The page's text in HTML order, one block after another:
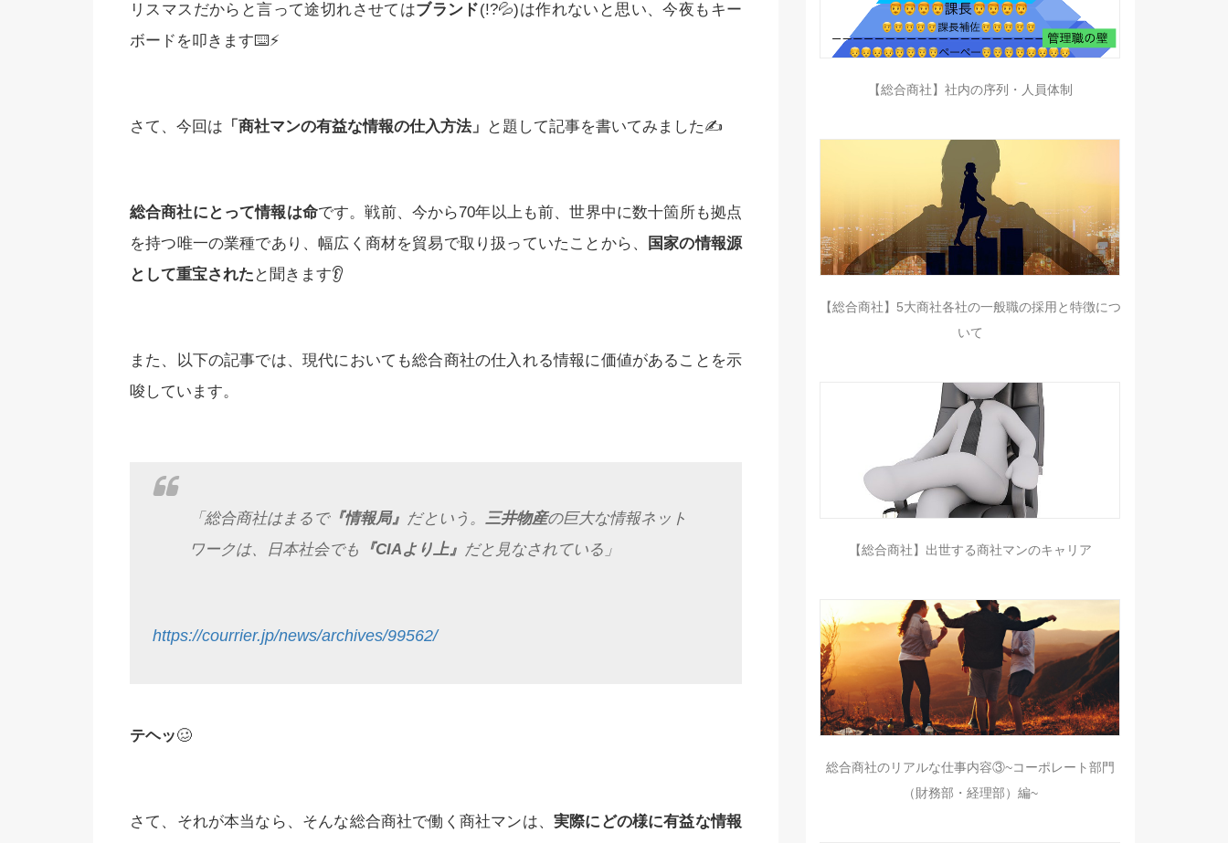
リスマスだからと言って途切れさせてはブランド(!?💦)は作れないと思い、今夜もキー
ボードを叩きます⌨️⚡️
さて、今回は 「商社マンの有益な情報の仕入方法」 と題して記事を書いてみました✍️
総合商社にとって情報は命です。戦前、今から70年以上も前、世界中に数十箇所も拠点
を持つ唯一の業種であり、幅広く商材を貿易で取り扱っていたことから、
国家の情報源
として重宝された と聞きます👂
また、以下の記事では、現代においても総合商社の仕入れる情報に価値があることを示
唆しています。
「総合商社はまるで『情報局』 だという。 三井物産の巨大な情報ネット
ワークは、日本社会でも
『CIAより上』 だと見なされている」
https://courrier.jp/news/archives/99562/
テヘッ🥴
さて、それが本当なら、そんな総合商社で働く商社マンは、 実際にどの様に有益な情報
【総合商社】社内の序列・人員体制
【総合商社】5大商社各社の一般職の採用と特徴につ
いて
【総合商社】出世する商社マンのキャリア
総合商社のリアルな仕事内容③~コーポレート部門
（財務部・経理部）編~